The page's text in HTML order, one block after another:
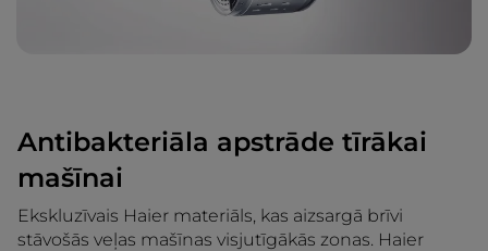
Antibakteriāla apstrāde tīrākai
mašīnai
Ekskluzīvais Haier materiāls, kas aizsargā brīvi
stāvošās veļas mašīnas visjutīgākās zonas. Haier